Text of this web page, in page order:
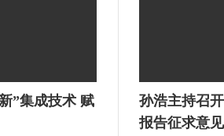
”集成技术 赋
孙浩主持召
报告征求意